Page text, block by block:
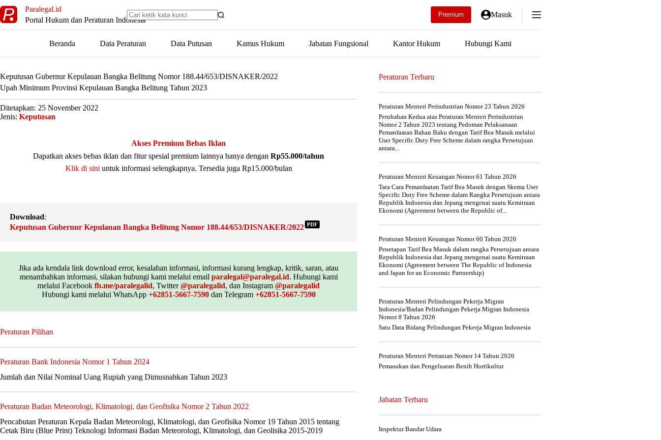
to
content
Paralegal.id
Portal Hukum dan Peraturan Indonesia
Premium Masuk
Beranda Data Peraturan Data Putusan Kamus Hukum Jabatan Fungsional Kantor Hukum Hubungi Kami
Keputusan Gubernur Kepulauan Bangka Belitung Nomor 188.44/653/DISNAKER/2022
Upah Minimum Provinsi Kepulauan Bangka Belitung Tahun 2023
Ditetapkan: 25 November 2022
Jenis: Keputusan
Akses Premium Bebas Iklan
Dapatkan akses bebas iklan dan fitur spesial premium lainnya hanya dengan Rp55.000/tahun
Klik di sini untuk informasi selengkapnya. Tersedia juga Rp15.000/bulan
Download:
Keputusan Gubernur Kepulauan Bangka Belitung Nomor 188.44/653/DISNAKER/2022 PDF
Jika ada kendala link download error, kesalahan informasi, informasi kurang lengkap, kritik, saran, atau
menambahkan informasi, silakan hubungi kami melalui email paralegal@paralegal.id. Hubungi kami
melalui Facebook fb.me/paralegalid, Twitter@paralegalid, dan Instagram @paralegalid
Hubungi kami melalui WhatsApp +62851-5667-7590dan Telegram +62851-5667-7590
Peraturan Pilihan
Peraturan Bank Indonesia Nomor 1 Tahun 2024
Jumlah dan Nilai Nominal Uang Rupiah yang Dimusnahkan Tahun 2023
Peraturan Badan Meteorologi, Klimatologi, dan Geofisika Nomor 2 Tahun 2022
Pencabutan Peraturan Kepala Badan Meteorologi, Klimatologi, dan Geofisika Nomor 19 Tahun 2015 tentang
Cetak Biru (Blue Print) Teknologi Informasi Badan Meteorologi, Klimatologi, dan Geolisika 2015-2019
Peraturan Terbaru
Peraturan Menteri Perindustrian Nomor 23 Tahun 2026
Perubahan Kedua atas Peraturan Menteri Perindustrian
Nomor 2 Tahun 2023 tentang Pedoman Pelaksanaan
Pemanfaatan Bahan Baku dengan Tarif Bea Masuk melalui
User Specific Duty Free Scheme dalam rangka Persetujuan
antara...
Peraturan Menteri Keuangan Nomor 61 Tahun 2026
Tata Cara Pemanfaatan Tarif Bea Masuk dengan Skema User
Specific Duty Free Scheme dalam Rangka Persetujuan antara
Republik Indonesia dan Jepang mengenai suatu Kemitraan
Ekonomi (Agreement between the Republic of...
Peraturan Menteri Keuangan Nomor 60 Tahun 2026
Penetapan Tarif Bea Masuk dalam rangka Persetujuan antara
Republik Indonesia dan Jepang mengenai suatu Kemitraan
Ekonomi (Agreement between The Republic of Indonesia
and Japan for an Economic Partnership)
Peraturan Menteri Pelindungan Pekerja Migran
Indonesia/Badan Pelindungan Pekerja Migran Indonesia
Nomor 8 Tahun 2026
Satu Data Bidang Pelindungan Pekerja Migran Indonesia
Peraturan Menteri Pertanian Nomor 14 Tahun 2026
Pemasukan dan Pengeluaran Benih Hortikultur
Jabatan Terbaru
Inspektur Bandar Udara